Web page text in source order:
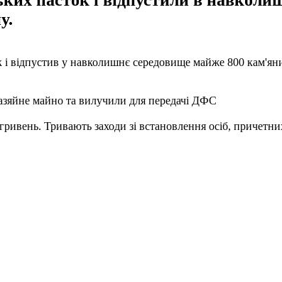
і відпустив у навколишнє середовище майже 800
майно та вилучили для передачі ДФС
Тривають заходи зі встановлення осіб, причетних